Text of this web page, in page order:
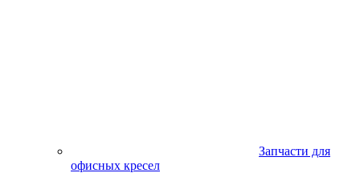
Запчасти для
офисных кресел